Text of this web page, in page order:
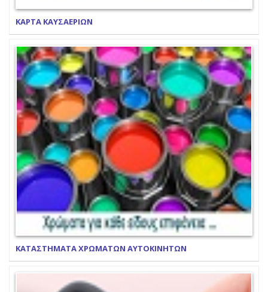
ΚΑΡΤΑ ΚΑΥΣΑΕΡΙΩΝ
ΚΑΤΑΣΤΗΜΑΤΑ ΧΡΩΜΑΤΩΝ ΑΥΤΟΚΙΝΗΤΩΝ